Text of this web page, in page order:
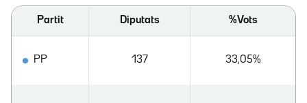
Partit Diputats %Vots
PP 137 33,05%